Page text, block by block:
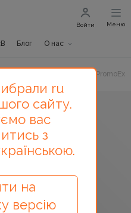
Блог О нас
Войти Меню
конференции
ru
сайту.
вас
з
на
версію